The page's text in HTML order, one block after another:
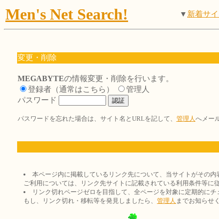
Men's Net Search! ▼ 新着サ
変更・削除
MEGABYTEの情報変更・削除を行います。
登録者（通常はこちら）
管理人
パスワード
パスワードを忘れた場合は、サイト名とURLを記して、 管理人へメー
本ページ内に掲載しているリンク先について、当サイトがその
ご利用については、リンク先サイトに記載されている利用条件等に
リンク切れページゼロを目指して、全ページを対象に定期的に
もし、リンク切れ・移転等を発見しましたら、 管理人 までお知らせ